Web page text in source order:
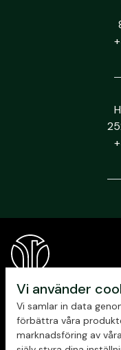
Vi använder
Vi samlar in data
förbättra våra
marknadsföring av